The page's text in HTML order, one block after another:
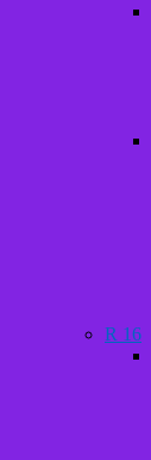
R 16